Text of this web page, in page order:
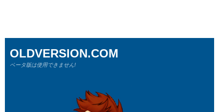
OLDVERSION.COM
ベータ版は使用できません!